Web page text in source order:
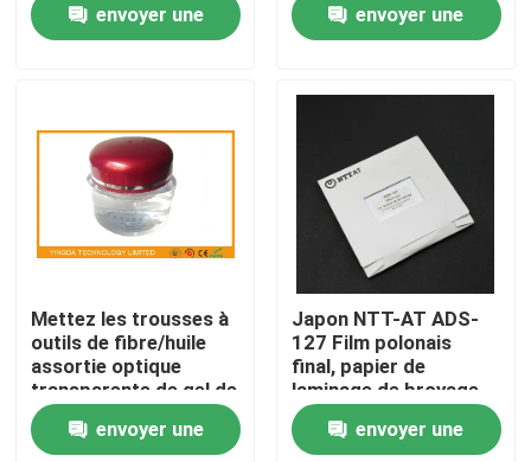
Maison
Au sujet de nous
Visite d'usine
Contrôle de qualité
Contactez-nous
envoyer une envoyer une
Mettez les trousses à
outils de fibre/huile
assortie optique
transparente de gel de
fibre 30 ml
envoyer une
Japon NTT-AT ADS-
127 Film polonais
final, papier de
laminage de broyage
100 pièces / paquet
envoyer une